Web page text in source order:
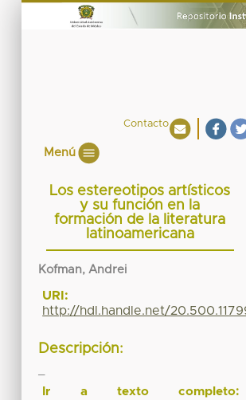
Contacto
Menú
Los estereotipos artísticos
y su función en la
formación de la literatura
latinoamericana
Kofman, Andrei
URI:
http://hdl.handle.net/
Descripción:
Ir a texto completo: